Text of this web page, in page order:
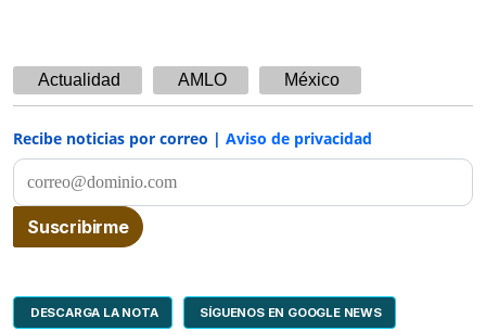
Actualidad AMLO México
Recibe noticias por correo | Aviso de privacidad
DESCARGA LA NOTA SÍGUENOS EN GOOGLE NEWS